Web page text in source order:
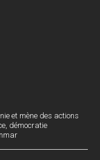
et mène des actions
démocratie